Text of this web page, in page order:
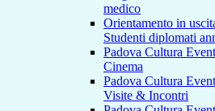
medico
Orientamento in
Studenti diplomati
Padova Cultura
Cinema
Padova Cultura
Visite & Incontri